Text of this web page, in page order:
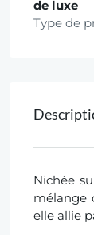
de luxe
Type de
Nichée
mélange
elle allie